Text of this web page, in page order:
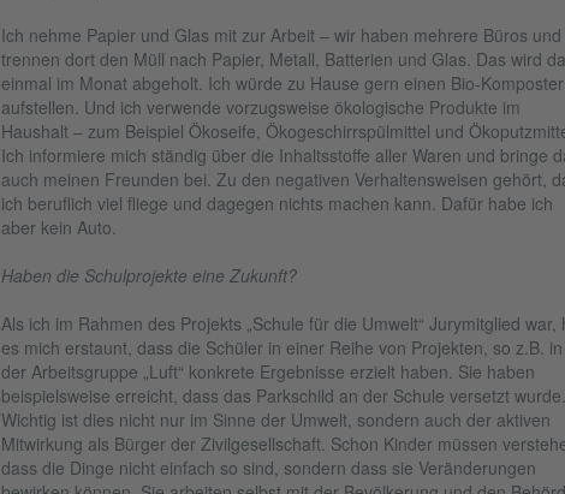
Ich nehme Papier und Glas mit zur Arbeit – wir haben mehrere Büros und
trennen dort den Müll nach Papier, Metall, Batterien und Glas. Das wird
einmal im Monat abgeholt. Ich würde zu Hause gern einen Bio-Komposter
aufstellen. Und ich verwende vorzugsweise ökologische Produkte im
Haushalt – zum Beispiel Ökoseife, Ökogeschirrspülmittel und
Ich informiere mich ständig über die Inhaltsstoffe aller Waren und bringe
auch meinen Freunden bei. Zu den negativen Verhaltensweisen gehört,
ich beruflich viel fliege und dagegen nichts machen kann. Dafür habe ich
aber kein Auto.
Haben die Schulprojekte eine Zukunft?
Als ich im Rahmen des Projekts „Schule für die Umwelt“ Jurymitglied war,
es mich erstaunt, dass die Schüler in einer Reihe von Projekten, so z.B. in
der Arbeitsgruppe „Luft“ konkrete Ergebnisse erzielt haben. Sie haben
beispielsweise erreicht, dass das Parkschild an der Schule versetzt wurde.
Wichtig ist dies nicht nur im Sinne der Umwelt, sondern auch der aktiven
Mitwirkung als Bürger der Zivilgesellschaft. Schon Kinder müssen
dass die Dinge nicht einfach so sind, sondern dass sie Veränderungen